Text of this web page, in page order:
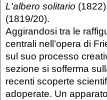
L'albero solitario
(1819/20).
Aggirandosi tra le
centrali nell’opera di
sul suo processo
sezione si sofferma
recenti scoperte
adoperate. Un